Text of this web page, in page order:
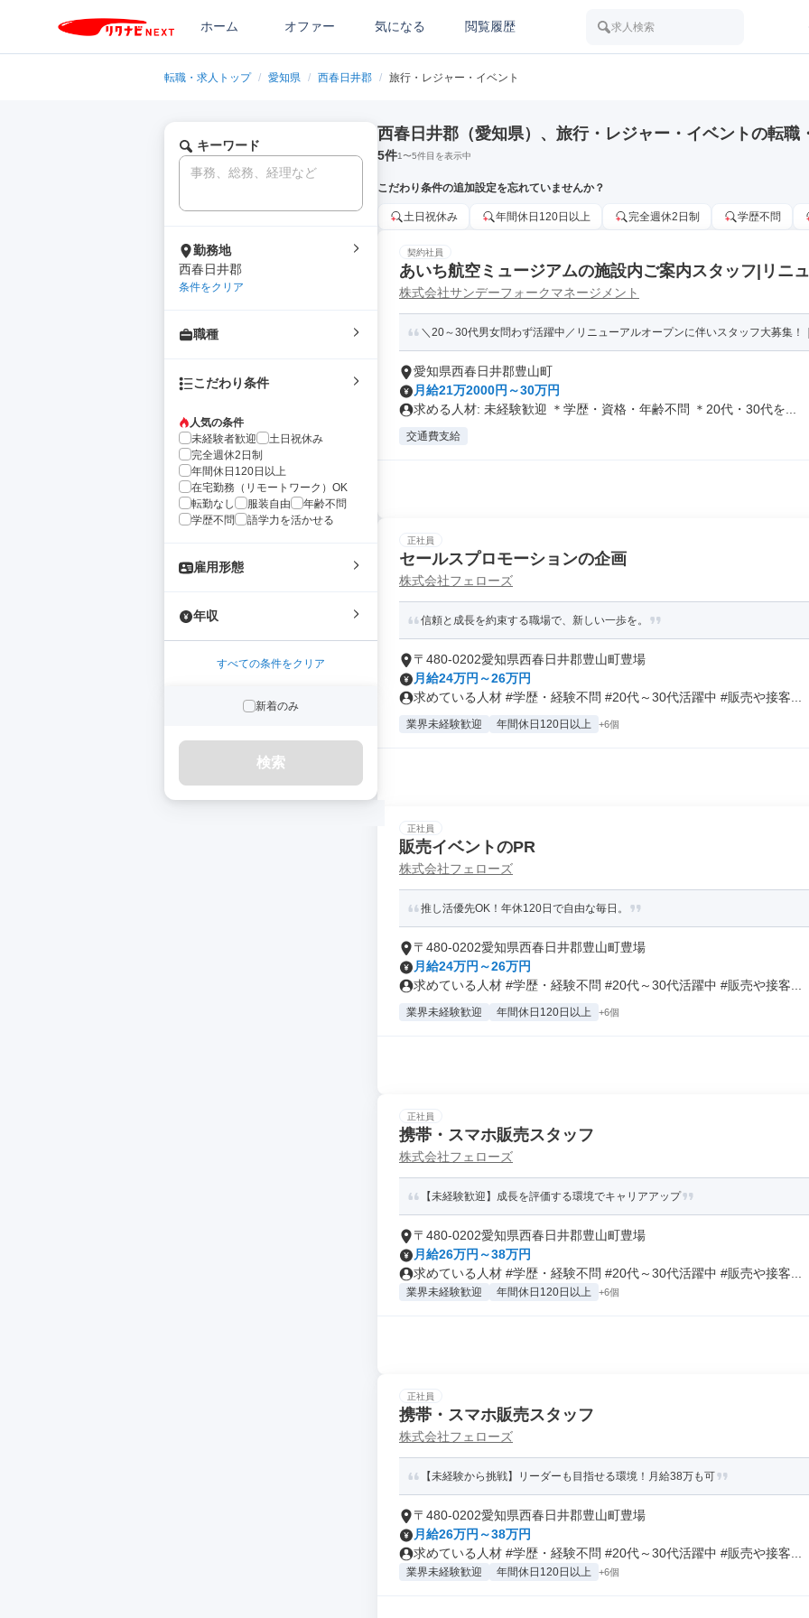
ホーム オファー 気になる 閲覧履歴 求人検索
転職・求人トップ / 愛知県 / 西春日井郡 / 旅行・レジャー・イベント
キーワード
勤務地
西春日井郡
条件をクリア
職種
こだわり条件
人気の条件
未経験者歓迎
土日祝休み
完全週休2日制
年間休日120日以上
在宅勤務（リモートワーク）OK
転勤なし
服装自由
年齢不問
学歴不問
語学力を活かせる
雇用形態
年収
すべての条件をクリア
新着のみ
検索
西春日井郡（愛知県）、旅行・レジャー・イベントの転職
5件1〜5件目を表示中
こだわり条件の追加設定を忘れていませんか？
土日祝休み 年間休日120日以上 完全週休2日制 学歴不問
契約社員
あいち航空ミュージアムの施設内ご案内スタッフ|リニ
株式会社サンデーフォークマネージメント
＼20～30代男女問わず活躍中／リニューアルオープンに伴いスタッフ大募集！
愛知県西春日井郡豊山町
月給21万2000円～30万円
求める人材: 未経験歓迎 ＊学歴・資格・年齢不問 ＊20代・30代を...
交通費支給
正社員
セールスプロモーションの企画
株式会社フェローズ
信頼と成長を約束する職場で、新しい一歩を。
〒480-0202愛知県西春日井郡豊山町豊場
月給24万円～26万円
求めている人材 #学歴・経験不問 #20代～30代活躍中 #販売や接客...
業界未経験歓迎 年間休日120日以上 +6個
正社員
販売イベントのPR
株式会社フェローズ
推し活優先OK！年休120日で自由な毎日。
〒480-0202愛知県西春日井郡豊山町豊場
月給24万円～26万円
求めている人材 #学歴・経験不問 #20代～30代活躍中 #販売や接客...
業界未経験歓迎 年間休日120日以上 +6個
正社員
携帯・スマホ販売スタッフ
株式会社フェローズ
【未経験歓迎】成長を評価する環境でキャリアアップ
〒480-0202愛知県西春日井郡豊山町豊場
月給26万円～38万円
求めている人材 #学歴・経験不問 #20代～30代活躍中 #販売や接客...
業界未経験歓迎 年間休日120日以上 +6個
正社員
携帯・スマホ販売スタッフ
株式会社フェローズ
【未経験から挑戦】リーダーも目指せる環境！月給38万も可
〒480-0202愛知県西春日井郡豊山町豊場
月給26万円～38万円
求めている人材 #学歴・経験不問 #20代～30代活躍中 #販売や接客...
業界未経験歓迎 年間休日120日以上 +6個